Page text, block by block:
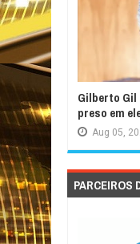
Gilberto
preso em
Aug 05,
PARCEIROS